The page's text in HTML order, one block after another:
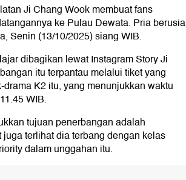
Ji Chang Wook membuat fans
ke Pulau Dewata. Pria berusia
Senin (13/10/2025) siang WIB.
dibagikan lewat Instagram Story Ji
itu terpantau melalui tiket yang
K2 itu, yang menunjukkan waktu
WIB.
tujuan penerbangan adalah
terlihat dia terbang dengan kelas
dalam unggahan itu.